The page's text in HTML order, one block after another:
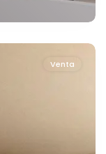
Venta